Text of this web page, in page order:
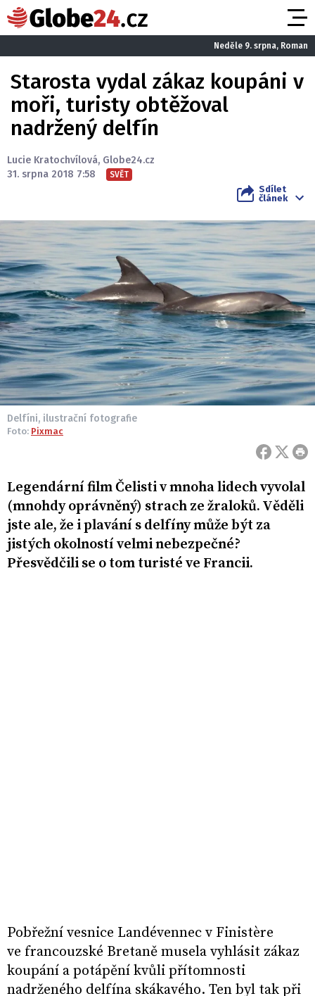
Neděle 9. srpna, Roman
Starosta vydal zákaz koupáni v
moři, turisty obtěžoval
nadržený delfín
Lucie Kratochvílová, Globe24.cz
31. srpna 2018 7:58
SVĚT
Sdílet
článek
Delfíni, ilustrační fotografie
Foto: Pixmac
Legendární film Čelisti v mnoha lidech vyvolal
(mnohdy oprávněný) strach ze žraloků. Věděli
jste ale, že i plavání s delfíny může být za
jistých okolností velmi nebezpečné?
Přesvědčili se o tom turisté ve Francii.
Pobřežní vesnice Landévennec v Finistère
ve francouzské Bretaně musela vyhlásit zákaz
koupání a potápění kvůli přítomnosti
nadrženého delfína skákavého. Ten byl tak při